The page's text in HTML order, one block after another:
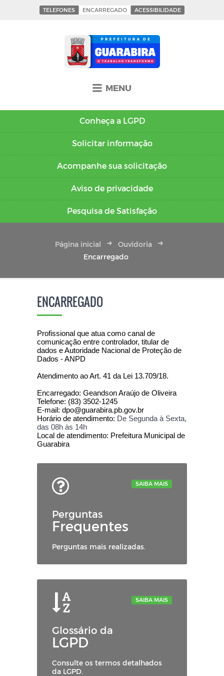
TELEFONES ENCARREGADO ACESSIBILIDADE
MENU
Conheça a LGPD
Solicitar informação
Acompanhe sua solicitação
Aviso de privacidade
Pesquisa de Satisfação
Página inicial
Ouvidoria
Encarregado
ENCARREGADO
Profissional que atua como canal de
comunicação entre controlador, titular de
dados e Autoridade Nacional de Proteção de
Dados - ANPD
Atendimento ao Art. 41 da Lei 13.709/18.
Encarregado: Geandson Araújo de Oliveira
Telefone: (83) 3502-1245
E-mail: dpo@guarabira.pb.gov.br
Horário de atendimento: De Segunda à Sexta,
das 08h às 14h
Local de atendimento: Prefeitura Municipal de
Guarabira
Perguntas
Frequentes
Perguntas mais realizadas.
SAIBA MAIS
Glossário da
LGPD
Consulte os termos detalhados
da LGPD.
SAIBA MAIS